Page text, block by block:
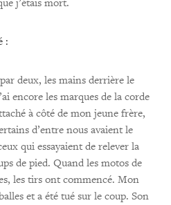
j’étais mort.
:
deux, les mains derrière le
encore les marques de la corde
à côté de mon jeune frère,
d’entre nous avaient le
qui essayaient de relever la
de pied. Quand les motos de
les tirs ont commencé. Mon
et a été tué sur le coup. Son